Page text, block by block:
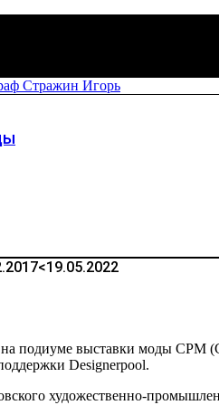
<19.05.2022
подиуме выставки моды CPM
Designerpool.
художественно-